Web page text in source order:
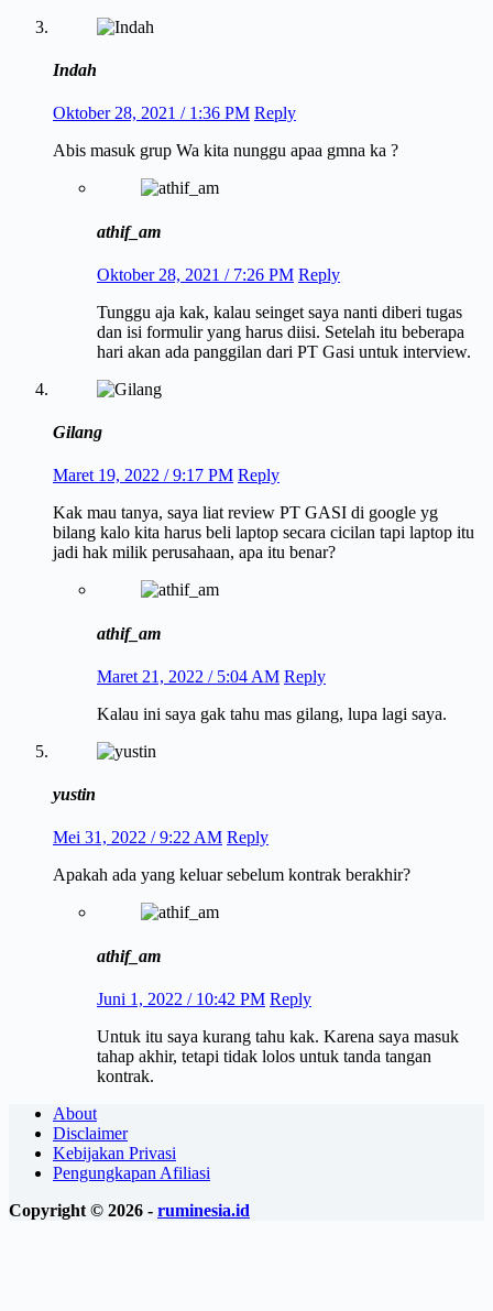
Indah
Oktober 28, 2021 / 1:36 PM Reply
Abis masuk grup Wa kita nunggu apaa gmna ka ?
athif_am
Oktober 28, 2021 / 7:26 PM Reply
Tunggu aja kak, kalau seinget saya nanti diberi tugas
dan isi formulir yang harus diisi. Setelah itu beberapa
hari akan ada panggilan dari PT Gasi untuk interview.
Gilang
Maret 19, 2022 / 9:17 PM Reply
Kak mau tanya, saya liat review PT GASI di google yg
bilang kalo kita harus beli laptop secara cicilan tapi laptop itu
jadi hak milik perusahaan, apa itu benar?
athif_am
Maret 21, 2022 / 5:04 AM Reply
Kalau ini saya gak tahu mas gilang, lupa lagi saya.
yustin
Mei 31, 2022 / 9:22 AM Reply
Apakah ada yang keluar sebelum kontrak berakhir?
athif_am
Juni 1, 2022 / 10:42 PM Reply
Untuk itu saya kurang tahu kak. Karena saya masuk
tahap akhir, tetapi tidak lolos untuk tanda tangan
kontrak.
About
Disclaimer
Kebijakan Privasi
Pengungkapan Afiliasi
Copyright © 2026 - ruminesia.id